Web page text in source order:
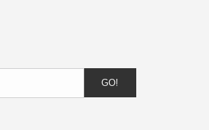
GO!